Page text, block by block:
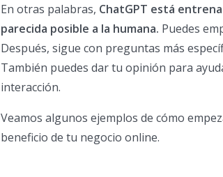
En otras palabras, ChatGPT está
parecida posible a la humana. Puedes
Después, sigue con preguntas más
También puedes dar tu opinión para
interacción.
Veamos algunos ejemplos de cómo
beneficio de tu negocio online.